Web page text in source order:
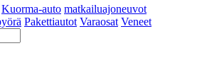
Kuorma-auto matkailuajoneuvot
Pakettiautot Varaosat Veneet